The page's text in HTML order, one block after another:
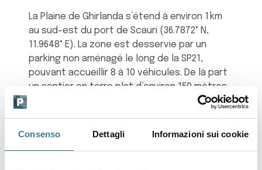
Consenso Dettagli Informazioni sui cookie
La Plaine de Ghirlanda s’étend à environ 1 km
au sud-est du port de Scauri (36.7872° N,
11.9648° E). La zone est desservie par un
parking non aménagé le long de la SP21,
pouvant accueillir 8 à 10 véhicules. De là part
un sentier en terre plat d’environ 150 mètres,
avec une pente inférieure à 5 %, qui mène au
Le sol est constitué d’anciennes coulées